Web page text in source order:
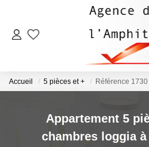
Accueil 5 pièces et + Référence 1730
Appartement 5
chambres loggia